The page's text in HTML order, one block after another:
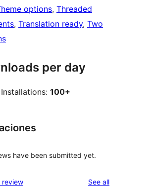
options, Threaded
, Translation ready, Two
per day
100+
have been submitted yet.
review See allreviews